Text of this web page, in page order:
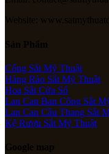
Website:
Sản Phẩm
Cổng Sắt Mỹ Thuật
Hàng Rào Sắt Mỹ Thuật
Hoa Sắt Cửa Sổ
Lan Can Ban Công Sắt
Lan Can Cầu Thang Sắt
Kệ Rượu Sắt Mỹ Thuật
Google map